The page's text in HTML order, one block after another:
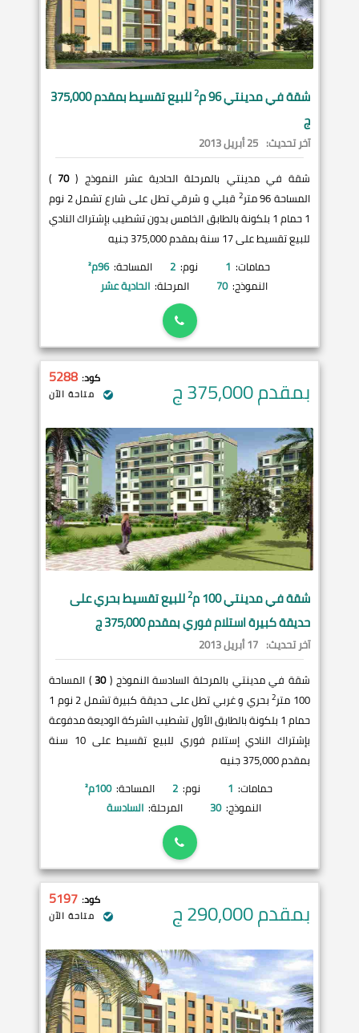
شقة فيمدينتي96 م 2
للبيع تقسيط بمقدم 375,000
ج
آخر تحديث: 25 أبريل 2013
شقة في مدينتي بالمرحلة الحادية عشر النموذج (70
)
المساحة 96 متر
2
قبلي و شرقي تطل على شارع تشمل 2 نوم
1 حمام 1 بلكونة بالطابق الخامس بدون تشطيب بإشتراك النادي
للبيع تقسيط على 17 سنة بمقدم 375,000 جنيه
حمامات: 1 نوم: 2 المساحة: 96م²
النموذج: 70 المرحلة: الحادية عشر
بمقدم 375,000 ج كود: 5288
متاحة الآن
شقة فيمدينتي100 م 2للبيع تقسيط بحري على
حديقة كبيرة استلام فوري بمقدم 375,000 ج
آخر تحديث: 17 أبريل 2013
شقة في مدينتي بالمرحلة السادسة النموذج (30) المساحة
100 متر
2
بحري و غربي تطل على حديقة كبيرة تشمل 2 نوم 1
حمام 1 بلكونة بالطابق الأول تشطيب الشركة الوديعة مدفوعة
بإشتراك النادي إستلام فوري للبيع تقسيط على 10 سنة
بمقدم 375,000 جنيه
حمامات: 1 نوم: 2 المساحة: 100م²
النموذج: 30 المرحلة: السادسة
بمقدم 290,000 ج كود: 5197
متاحة الآن